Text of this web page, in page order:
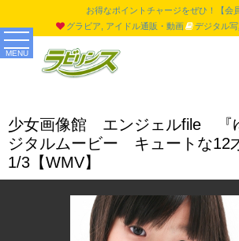
MENU
お得なポイントチャージをぜひ！【会
グラビア, アイドル通販・動画
デジタル
少女画像館 エンジェルfile 『
ジタルムービー キュートな12
1/3【WMV】